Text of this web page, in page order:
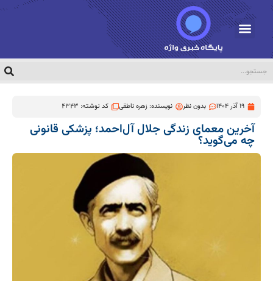
19 آذر 1404 بدون نظر نویسنده:زهره ناطقی کد نوشته: 4343
آخرین معمای زندگی جلال آل‌احمد؛ پزشکی قانونی
چه می‌گوید؟